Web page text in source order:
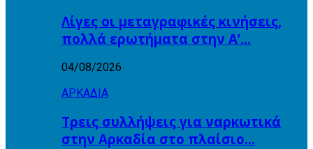
Λίγες οι μεταγραφικές κινήσεις,
πολλά ερωτήματα στην Α’…
04/08/2026
ΑΡΚΑΔΙΑ
Τρεις συλλήψεις για ναρκωτικά
στην Αρκαδία στο πλαίσιο…